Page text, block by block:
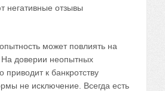
негативные отзывы
может повлиять на
На доверии неопытных
к банкротству
не исключение. Всегда есть